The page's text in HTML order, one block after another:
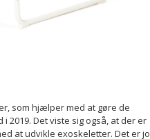
som hjælper med at gøre de
Det viste sig også, at der er
at udvikle exoskeletter. Det er jo